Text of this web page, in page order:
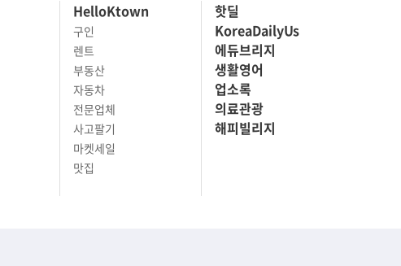
HelloKtown
구인
렌트
부동산
자동차
전문업체
사고팔기
마켓세일
맛집
핫딜
KoreaDailyUs
에듀브리지
생활영어
업소록
의료관광
해피빌리지